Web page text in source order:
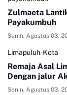
Zulmaeta
Payakumbuh
Senin, Agustus 03,
Limapuluh-Kota
Remaja Asal
Dengan jalur
Senin, Agustus 03,